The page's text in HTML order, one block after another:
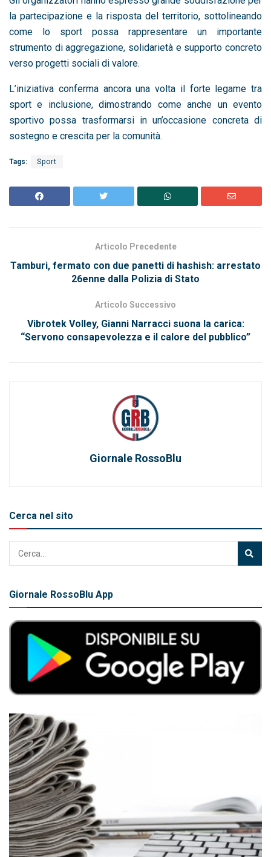
la partecipazione e la risposta del territorio, sottolineando
come lo sport possa rappresentare un importante
strumento di aggregazione, solidarietà e supporto concreto
verso progetti sociali di valore.
L’iniziativa conferma ancora una volta il forte legame tra
sport e inclusione, dimostrando come anche un evento
sportivo possa trasformarsi in un’occasione concreta di
sostegno e crescita per la comunità.
Tags: Sport
Articolo Precedente
Tamburi, fermato con due panetti di hashish: arrestato
26enne dalla Polizia di Stato
Articolo Successivo
Vibrotek Volley, Gianni Narracci suona la carica:
“Servono consapevolezza e il calore del pubblico”
Giornale RossoBlu
Cerca nel sito
Giornale RossoBlu App